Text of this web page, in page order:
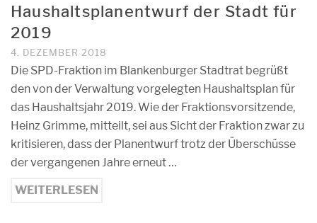
Haushaltsplanentwurf der Stadt für
2019
4. DEZEMBER 2018
Die SPD-Fraktion im Blankenburger Stadtrat begrüßt
den von der Verwaltung vorgelegten Haushaltsplan für
das Haushaltsjahr 2019. Wie der Fraktionsvorsitzende,
Heinz Grimme, mitteilt, sei aus Sicht der Fraktion zwar zu
kritisieren, dass der Planentwurf trotz der Überschüsse
der vergangenen Jahre erneut …
WEITERLESEN